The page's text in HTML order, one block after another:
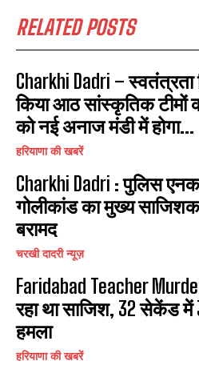
RELATED POSTS
Charkhi Dadri –
किया आठ सांस्कृतिक टीमों
को नई अनाज मंडी में होगा...
हरियाणा की खबरें
Charkhi Dadri : पुलिस
गोलीकांड का मुख्य
बरामद
चरखी दादरी न्यूज़
Faridabad Teacher
रहा था साजिश, 32 सेकेंड में
हमला
हरियाणा की खबरें